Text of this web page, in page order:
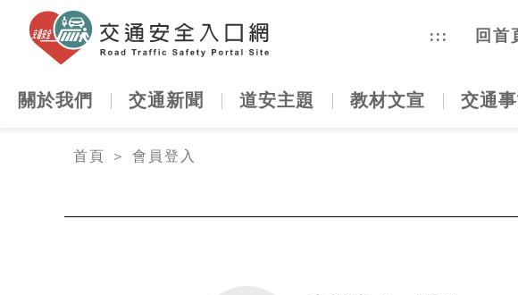
::: 回首
關於我們 交通新聞 道安主題 教材文宣 交通
首頁
＞ 會員登入